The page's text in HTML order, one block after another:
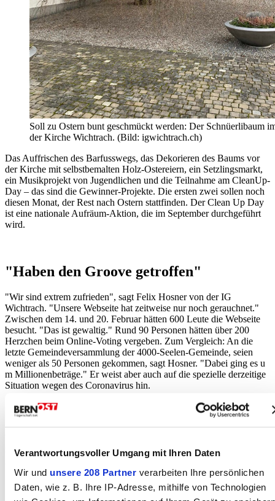
Verantwortungsvoller Umgang mit Ihren Daten
Wir und unsere 208 Partner verarbeiten Ihre persönlichen
Daten, wie z. B. Ihre IP-Adresse, mithilfe von Technologien
Soll zu Ostern bunt geschmückt werden: Der Schnüerlibaum
der Kirche Wichtrach. (Bild: igwichtrach.ch)
Das Auffrischen des Barfusswegs, das Dekorieren des Baums vor
der Kirche mit selbstbemalten Holz-Ostereiern, ein Setzlingsmarkt,
ein Musikprojekt von Jugendlichen und die Teilnahme am CleanUp-
Day – das sind die Gewinner-Projekte. Die ersten zwei sollen noch
diesen Monat, der Rest nach Ostern stattfinden. Der Clean Up Day
ist eine nationale Aufräum-Aktion, die im September durchgeführt
wird.
"Haben den Groove getroffen"
"Wir sind extrem zufrieden", sagt Felix Hosner von der IG
Wichtrach. "Unsere Webseite hat zeitweise nur noch gerauchnet."
Zwischen dem 14. und 20. Februar hätten 600 Leute die Webseite
besucht. "Das ist gewaltig." Rund 90 Personen hätten über 200
Herzchen beim Online-Voting vergeben. Zum Vergleich: An die
letzte Gemeindeversammlung der 4000-Seelen-Gemeinde, seien
weniger als 50 Personen gekommen, sagt Hosner. "Dabei ging es u
m Millionenbeträge." Er weist aber auch auf die spezielle derzeitige
Situation wegen des Coronavirus hin.
"Wir haben schriftlich und mündlich extrem positive Reaktionen
man das Dorf wieder beleben müsse. "Wir haben den Groove